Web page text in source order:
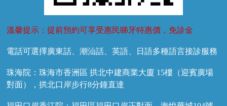
溫馨提示：提前預約可享受惠民睇牙特惠價，免診金
電話可選擇廣東話、潮汕話、英語、日語多種語言接診服務
珠海院：珠海市香洲區 拱北中建商業大廈 15樓（迎賓廣場
對面），拱北口岸步行8分鐘直達